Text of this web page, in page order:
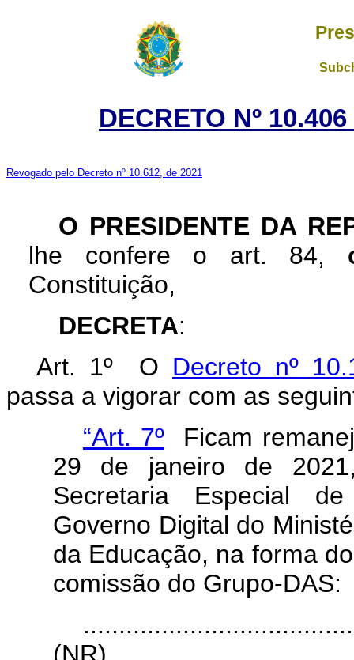
DECRETO Nº
Revogado pelo Decreto nº 10.612, de 2021
O PRESIDENTE DA
lhe confere o art. 84,
Constituição,
DECRETA:
Art. 1º O Decreto nº
passa a vigorar com as
“Art. 7º Ficam
29 de janeiro de
Secretaria Especial
Governo Digital do
da Educação, na forma
comissão do Grupo-DAS:
(NR)